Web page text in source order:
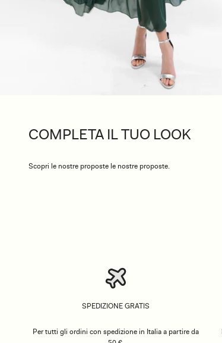
COMPLETA IL TUO LOOK
Scopri le nostre proposte le nostre proposte.
SPEDIZIONE GRATIS
Per tutti gli ordini con spedizione in Italia a partire da